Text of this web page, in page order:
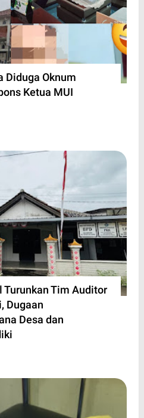
Diduga Oknum
Ketua MUI
Turunkan Tim Auditor
Dugaan
Desa dan